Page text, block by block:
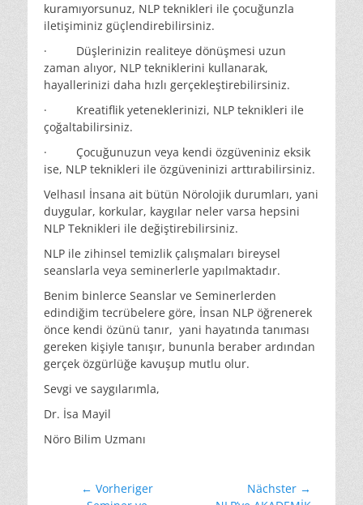
kuramıyorsunuz, NLP teknikleri ile çocuğunzla
iletişiminiz güçlendirebilirsiniz.
· Düşlerinizin realiteye dönüşmesi uzun
zaman alıyor, NLP tekniklerini kullanarak,
hayallerinizi daha hızlı gerçekleştirebilirsiniz.
· Kreatiflik yeteneklerinizi, NLP teknikleri ile
çoğaltabilirsiniz.
· Çocuğunuzun veya kendi özgüveniniz eksik
ise, NLP teknikleri ile özgüveninizi arttırabilirsiniz.
Velhasıl İnsana ait bütün Nörolojik durumları, yani
duygular, korkular, kaygılar neler varsa hepsini
NLP Teknikleri ile değiştirebilirsiniz.
NLP ile zihinsel temizlik çalışmaları bireysel
seanslarla veya seminerlerle yapılmaktadır.
Benim binlerce Seanslar ve Seminerlerden
edindiğim tecrübelere göre, İnsan NLP öğrenerek
önce kendi özünü tanır, yani hayatında tanıması
gereken kişiyle tanışır, bununla beraber ardından
gerçek özgürlüğe kavuşup mutlu olur.
Sevgi ve saygılarımla,
Dr. İsa Mayil
Nöro Bilim Uzmanı
Beitragsnavigation
← Vorheriger
Nächster →